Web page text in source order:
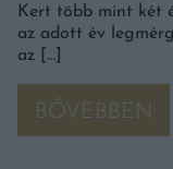
Kert több mint két
az adott év
az […]
BŐVEBBEN